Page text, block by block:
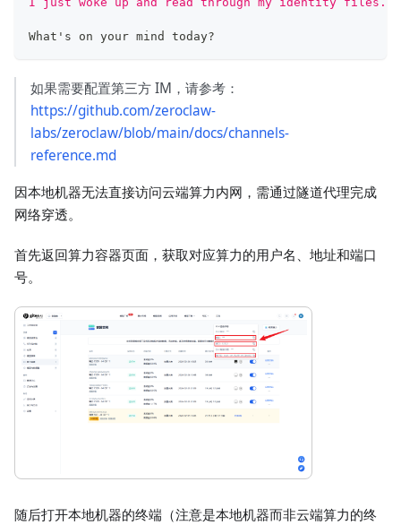
What's on your mind today?
如果需要配置第三方 IM，请参考：
https://github.com/zeroclaw-
labs/zeroclaw/blob/main/docs/channels-
reference.md
因本地机器无法直接访问云端算力内网，需通过隧道代理完成
网络穿透。
首先返回算力容器页面，获取对应算力的用户名、地址和端口
号。
随后打开本地机器的终端（注意是本地机器而非云端算力的终